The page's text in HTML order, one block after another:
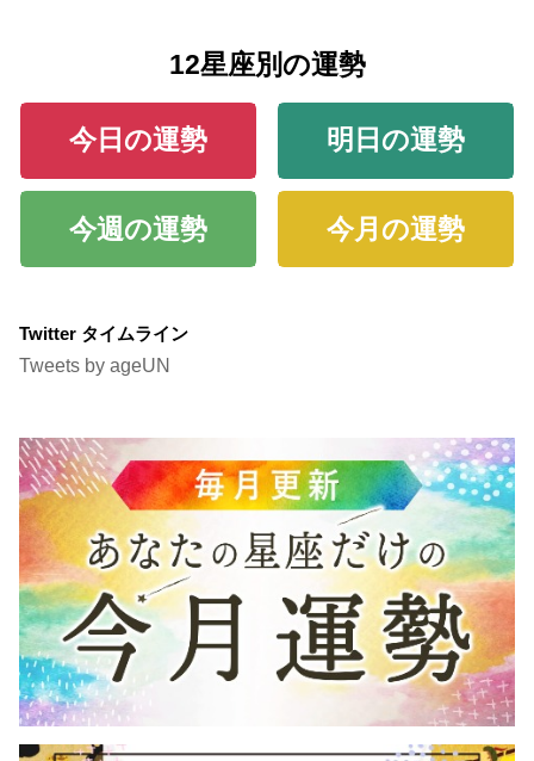
12星座別の運勢
今日の運勢 明日の運勢
今週の運勢 今月の運勢
Twitter タイムライン
Tweets by ageUN